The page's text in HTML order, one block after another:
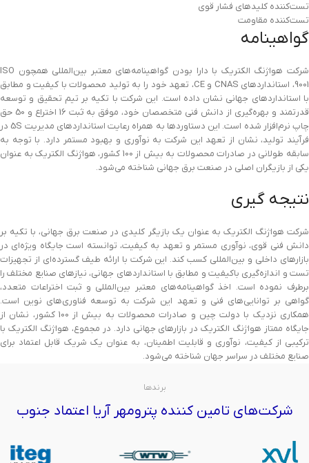
تست‌کننده کلیدهای فشار قوی
تست‌کننده مقاومت
گواهینامه
شرکت هواژنگ الکتریک با دارا بودن گواهینامه‌های معتبر بین‌المللی همچون ISO
9001، استانداردهای CNAS و CE، تعهد خود را به تولید محصولات با کیفیت و مطابق
با استانداردهای جهانی نشان داده است. این شرکت با تکیه بر تیم تحقیق و توسعه
قدرتمند و بهره‌گیری از دانش فنی متخصصان خود، موفق به ثبت 16 اختراع و 50 حق
چاپ نرم‌افزار شده است. این دستاوردها به همراه رعایت استانداردهای مدیریت 5S در
فرآیند تولید، نشان از تعهد این شرکت به نوآوری و بهبود مستمر دارد. با توجه به
سابقه طولانی در صادرات محصولات به بیش از 100 کشور، هواژنگ الکتریک به عنوان
یکی از بازیگران اصلی در صنعت برق جهانی شناخته می‌شود.
نتیجه گیری
شرکت هواژنگ الکتریک به عنوان یک بازیگر کلیدی در صنعت برق جهانی، با تکیه بر
دانش فنی قوی، نوآوری مستمر و تعهد به کیفیت، توانسته است جایگاه ویژه‌ای در
بازارهای داخلی و بین‌المللی کسب کند. این شرکت با ارائه طیف گسترده‌ای از تجهیزات
تست و اندازه‌گیری باکیفیت و مطابق با استانداردهای جهانی، نیازهای صنایع مختلف را
برطرف نموده است. اخذ گواهینامه‌های معتبر بین‌المللی و ثبت اختراعات متعدد،
گواهی بر توانایی‌های فنی و تعهد این شرکت به توسعه فناوری‌های نوین است.
همکاری نزدیک با دولت چین و صادرات محصولات به بیش از 100 کشور، نشان از
جایگاه ممتاز هواژنگ الکتریک در بازارهای جهانی دارد. در مجموع، هواژنگ الکتریک با
ترکیبی از کیفیت، نوآوری و قابلیت اطمینان، به عنوان یک شریک قابل اعتماد برای
صنایع مختلف در سراسر جهان شناخته می‌شود.
برندها
شرکت‌های تامین کننده پترومهر آریا اعتماد جنوب